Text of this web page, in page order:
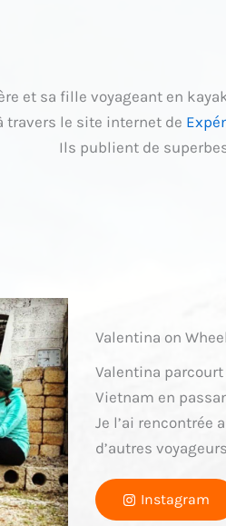
et sa fille voyageant en
travers le site internet de
Ils publient de
Valentina on
Valentina
Vietnam en
Je l’ai rencontrée
d’autres
Instagram